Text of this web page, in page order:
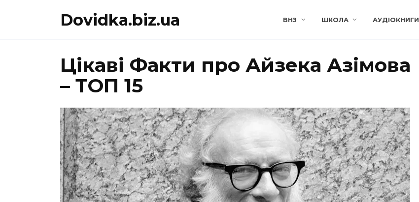
Dovidka.biz.ua ВНЗ ШКОЛА АУДІОКНИГИ
Цікаві Факти про Айзека Азімова
– ТОП 15